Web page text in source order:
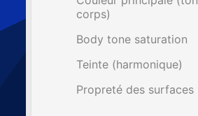
corps)
Body tone saturation
Teinte (harmonique)
Propreté des surfaces